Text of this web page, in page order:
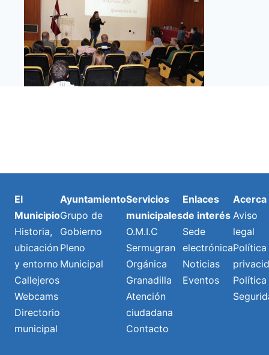
El
Municipio
Historia,
ubicación
y entorno
Callejeros
Webcams
Directorio
municipal
Ayuntamiento
Grupo de
Gobierno
Pleno
Municipal
Servicios
municipales
O.M.I.C
Sermugran
Orgánica
Granadilla
Atención
ciudadana
Contacto
Enlaces
de interés
Sede
electrónica
Noticias
Eventos
Acerca
Aviso
legal
Política
Política